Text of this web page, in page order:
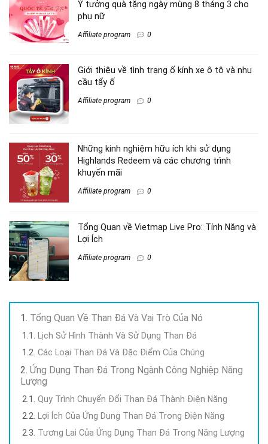
Ý tưởng quà tặng ngày mùng 8 tháng 3 cho
phụ nữ
Affiliate program 0
Giới thiệu về tình trạng ố kính xe ô tô và nhu
cầu tẩy ố
Affiliate program 0
Những kinh nghiệm hữu ích khi sử dụng
Highlands Redeem và các chương trình
khuyến mãi
Affiliate program 0
Tổng Quan về Vietmap Live Pro: Tính Năng và
Lợi Ích
Affiliate program 0
Tổng Quan Về Than Đá Và Vai Trò Của Nó
Lịch Sử Hình Thành Và Sử Dụng Than Đá
Các Loại Than Đá Và Đặc Điểm Của Chúng
Ứng Dụng Than Đá Trong Ngành Công Nghiệp Năng
Lượng
Quy Trình Chuyển Đổi Than Đá Thành Điện Năng
Lợi Ích Của Ứng Dụng Than Đá Trong Điện Năng
Tương Lai Của Ứng Dụng Than Đá Trong Năng Lượng